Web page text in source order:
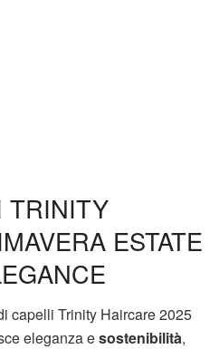
TRINITY
ESTATE
capelli Trinity Haircare 2025
eleganza esostenibilità,